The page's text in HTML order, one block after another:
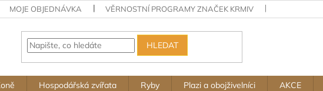
MOJE OBJEDNÁVKA VĚRNOSTNÍ PROGRAMY ZNAČEK KRMIV
HLEDAT
Hospodářská zvířata Ryby Plazi a obojživelníci AKCE